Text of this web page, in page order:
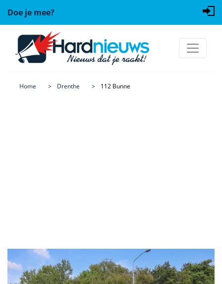
Doe je mee?
Home Drenthe 112 Bunne